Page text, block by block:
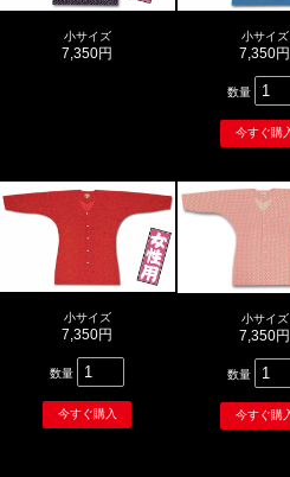
小サイズ
7,350円
小サイズ
7,350円
数量
小サイズ
7,350円
数量
小サイズ
7,350円
数量